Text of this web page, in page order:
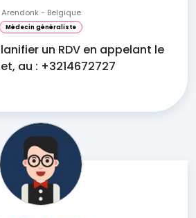
Arendonk - Belgique
Médecin généraliste
un RDV en appelant le
au : +3214672727